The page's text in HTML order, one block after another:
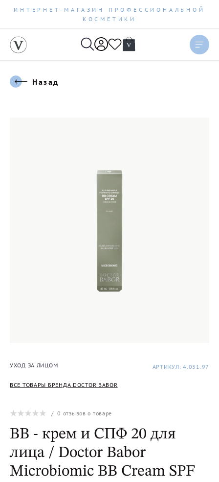
ИНТЕРНЕТ-МАГАЗИН ПРОФЕССИОНАЛЬНОЙ
КОСМЕТИКИ
Назад
УХОД ЗА ЛИЦОМ
ВСЕ ТОВАРЫ БРЕНДА DOCTOR BABOR
АРТИКУЛ: 4.031.97
/0 отзывов о товаре
ВВ - крем и СПФ 20 для
лица / Doctor Babor
Microbiomic BB Cream SPF